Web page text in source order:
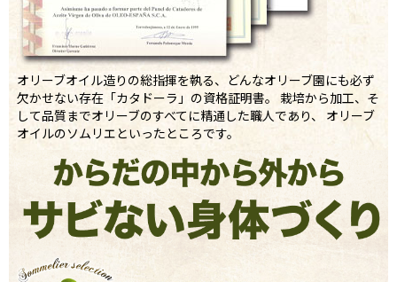
オリーブオイル造りの総指揮を執る、どんなオリーブ園にも必ず
欠かせない存在「カタドーラ」の資格証明書。 栽培から加工、そ
して品質までオリーブのすべてに精通した職人であり、 オリーブ
オイルのソムリエといったところです。